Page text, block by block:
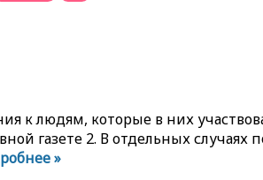
к людям, которые в них
газете 2. В отдельных
»